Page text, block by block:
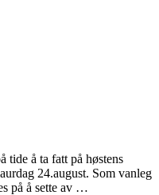
tide å ta fatt på høstens
24.august. Som vanleg
på å sette av …